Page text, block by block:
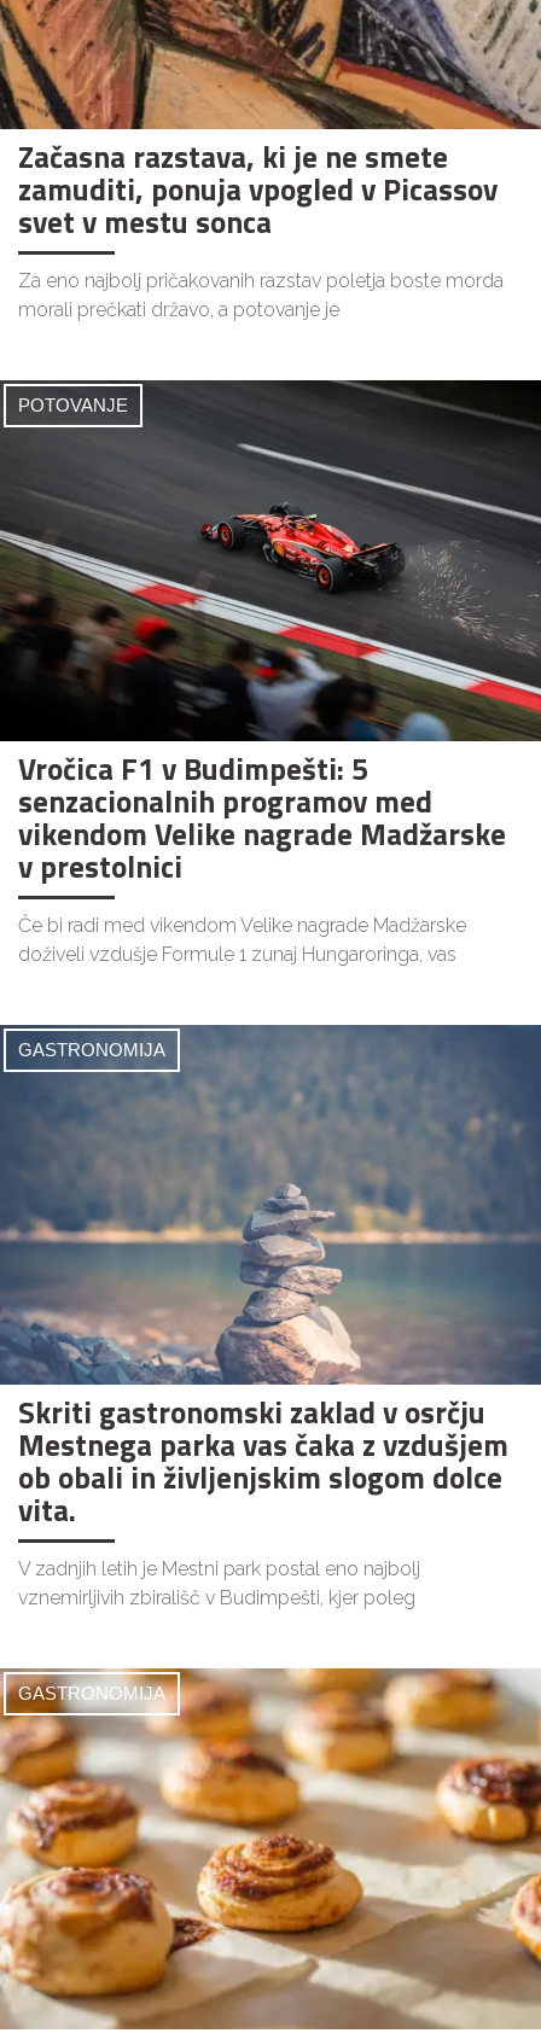
Začasna razstava, ki je ne smete
zamuditi, ponuja vpogled v Picassov
svet v mestu sonca
Za eno najbolj pričakovanih razstav poletja boste morda
morali prečkati državo, a potovanje je
POTOVANJE
Vročica F1 v Budimpešti: 5
senzacionalnih programov med
vikendom Velike nagrade Madžarske
v prestolnici
Če bi radi med vikendom Velike nagrade Madžarske
doživeli vzdušje Formule 1 zunaj Hungaroringa, vas
GASTRONOMIJA
Skriti gastronomski zaklad v osrčju
Mestnega parka vas čaka z vzdušjem
ob obali in življenjskim slogom dolce
vita.
V zadnjih letih je Mestni park postal eno najbolj
vznemirljivih zbirališč v Budimpešti, kjer poleg
GASTRONOMIJA